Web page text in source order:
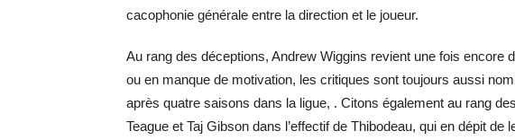
cacophonie générale entre la direction et le joueur.
Au rang des déceptions, Andrew Wiggins revient une fois
ou en manque de motivation, les critiques sont toujours aussi
après quatre saisons dans la ligue, . Citons également au rang
Teague et Taj Gibson dans l’effectif de Thibodeau, qui en dépit